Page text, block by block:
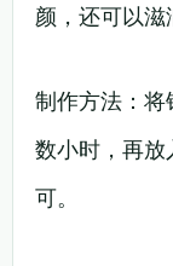
颜，还可以滋
制作方法：
数小时，再放
可。